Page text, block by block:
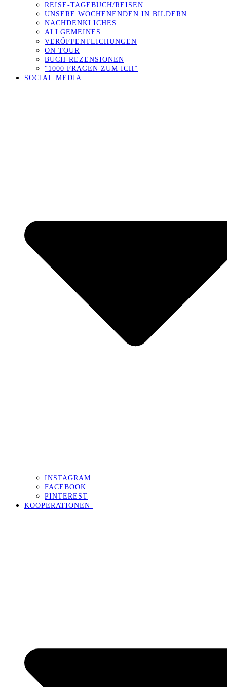
REISE-TAGEBUCH/REISEN
UNSERE WOCHENENDEN IN BILDERN
NACHDENKLICHES
ALLGEMEINES
VERÖFFENTLICHUNGEN
ON TOUR
BUCH-REZENSIONEN
“1000 FRAGEN ZUM ICH”
SOCIAL MEDIA
INSTAGRAM
FACEBOOK
PINTEREST
KOOPERATIONEN